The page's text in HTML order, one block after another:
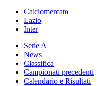
Calciomercato
Lazio
Inter
Serie A
News
Classifica
Campionati precedenti
Calendario e Risultati